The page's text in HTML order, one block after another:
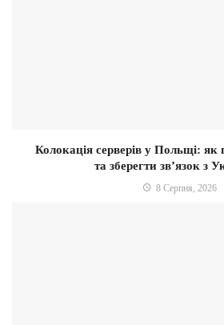
Колокація серверів у Польщі: як
та зберегти зв’язок з
8 Серпня, 2026